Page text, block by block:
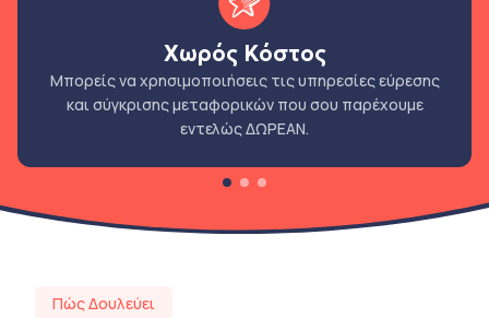
Χωρός Κόστος
Μπορείς να χρησιμοποιήσεις τις υπηρεσίες εύρεσης
και σύγκρισης μεταφορικών που σου παρέχουμε
εντελώς ΔΩΡΕΑΝ.
Πώς Δουλεύει